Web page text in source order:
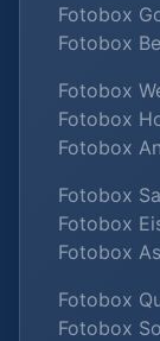
Fotobox
Fotobox
Fotobox
Fotobox
Fotobox
Fotobox
Fotobox
Fotobox
Fotobox
Fotobox